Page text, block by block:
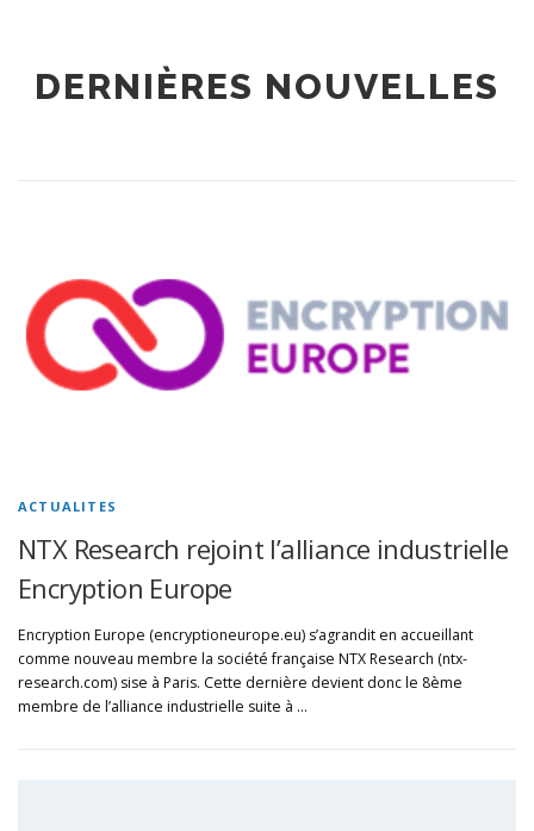
DERNIÈRES NOUVELLES
ACTUALITES
NTX Research rejoint l’alliance industrielle
Encryption Europe
Encryption Europe (encryptioneurope.eu) s’agrandit en accueillant
comme nouveau membre la société française NTX Research (ntx-
research.com) sise à Paris. Cette dernière devient donc le 8ème
membre de l’alliance industrielle suite à …